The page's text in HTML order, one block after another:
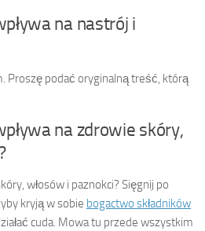
na nastrój i
Proszę podać oryginalną treść, którą
na zdrowie skóry,
włosów i paznokci? Sięgnij po
kryją w sobie bogactwo składników
cuda. Mowa tu przede wszystkim